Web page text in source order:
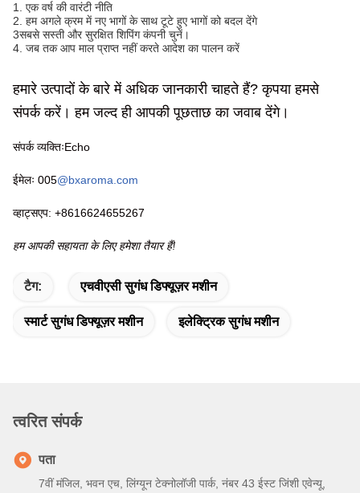
1. एक वर्ष की वारंटी नीति
2. हम अगले क्रम में नए भागों के साथ टूटे हुए भागों को बदल देंगे
3सबसे सस्ती और सुरक्षित शिपिंग कंपनी चुनें।
4. जब तक आप माल प्राप्त नहीं करते आदेश का पालन करें
हमारे उत्पादों के बारे में अधिक जानकारी चाहते हैं? कृपया हमसे
संपर्क करें। हम जल्द ही आपकी पूछताछ का जवाब देंगे।
संपर्क व्यक्तिःEcho
ईमेलः 005@bxaroma.com
व्हाट्सएप: +8616624655267
हम आपकी सहायता के लिए हमेशा तैयार हैं!
टैग: एचवीएसी सुगंध डिफ्यूज़र मशीन
स्मार्ट सुगंध डिफ्यूज़र मशीन इलेक्ट्रिक सुगंध मशीन
त्वरित संपर्क
पता
7वीं मंजिल, भवन एच, लिंग्यून टेक्नोलॉजी पार्क, नंबर 43 ईस्ट जिंशी एवेन्यू,